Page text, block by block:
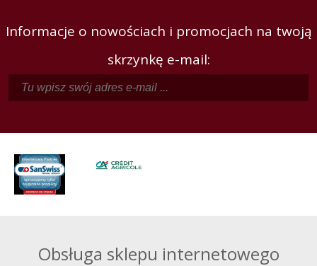
Informacje o nowościach i promocjach na twoją
skrzynkę e-mail:
Obsługa sklepu internetowego